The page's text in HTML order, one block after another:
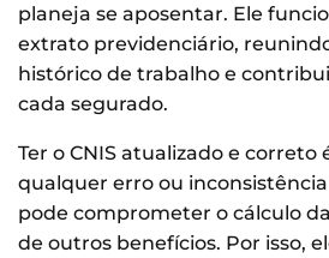
planeja se aposentar. Ele
extrato previdenciário,
histórico de trabalho e
cada segurado.
Ter o CNIS atualizado e correto
qualquer erro ou
pode comprometer o cálculo
de outros benefícios. Por isso,